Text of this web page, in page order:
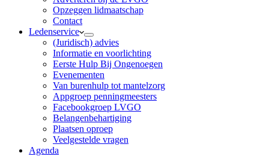
Opzeggen lidmaatschap
Contact
Ledenservice
(Juridisch) advies
Informatie en voorlichting
Eerste Hulp Bij Ongenoegen
Evenementen
Van burenhulp tot mantelzorg
Appgroep penningmeesters
Facebookgroep LVGO
Belangenbehartiging
Plaatsen oproep
Veelgestelde vragen
Agenda